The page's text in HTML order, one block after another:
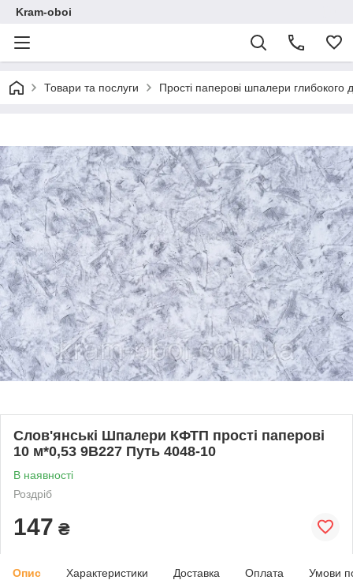
Kram-oboi
Товари та послуги Прості паперові шпалери глибокого
Слов'янські Шпалери КФТП прості паперові
10 м*0,53 9В227 Путь 4048-10
В наявності
Роздріб
147 ₴
Опис Характеристики Доставка Оплата Умови